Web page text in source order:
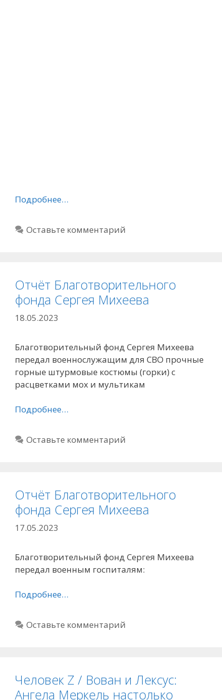
Подробнее…
Оставьте комментарий
Отчёт Благотворительного
фонда Сергея Михеева
18.05.2023
Благотворительный фонд Сергея Михеева
передал военнослужащим для СВО прочные
горные штурмовые костюмы (горки) с
расцветками мох и мультикам
Подробнее…
Оставьте комментарий
Отчёт Благотворительного
фонда Сергея Михеева
17.05.2023
Благотворительный фонд Сергея Михеева
передал военным госпиталям:
Подробнее…
Оставьте комментарий
Человек Z / Вован и Лексус:
Ангела Меркель настолько